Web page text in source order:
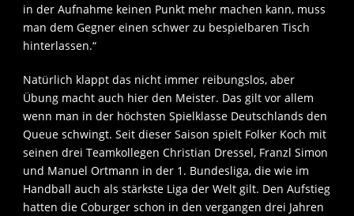
in der Aufnahme keinen Punkt mehr machen kann, muss
man dem Gegner einen schwer zu bespielbaren Tisch
hinterlassen.“
Natürlich klappt das nicht immer reibungslos, aber
Übung macht auch hier den Meister. Das gilt vor allem
wenn man in der höchsten Spielklasse Deutschlands den
Queue schwingt. Seit dieser Saison spielt Folker Koch mit
seinen drei Teamkollegen Christian Dressel, Franzl Simon
und Manuel Ortmann in der 1. Bundesliga, die wie im
Handball auch als stärkste Liga der Welt gilt. Den Aufstieg
hatten die Coburger schon in den vergangen drei Jahren